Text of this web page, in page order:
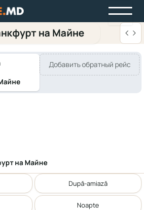
на Майне
Добавить обратный рейс
на Майне
După-amiază
Noapte